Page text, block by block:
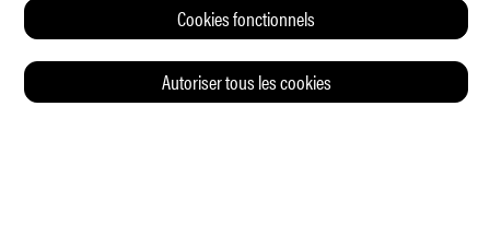
Cookies fonctionnels
Autoriser tous les cookies